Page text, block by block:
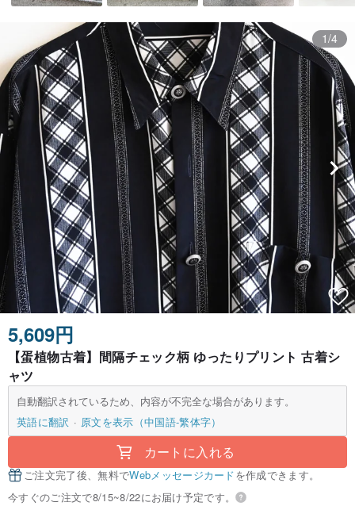
1/4
5,609円
【蛋植物古着】間隔チェック柄 ゆったりプリント 古着シ
ャツ
自動翻訳されているため、内容が不完全な場合があります。
英語に翻訳
原文を表示（中国語-繁体字）
カートに入れる
ご注文完了後、無料でWebメッセージカードを作成できます。
今すぐのご注文で8/15~8/22にお届け予定です。